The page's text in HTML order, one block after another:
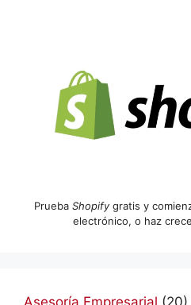
Prueba Shopifygratis y
electrónico, o haz